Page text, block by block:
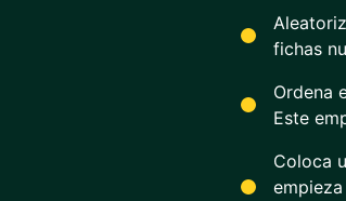
fichas
Ordena
Este
Coloca